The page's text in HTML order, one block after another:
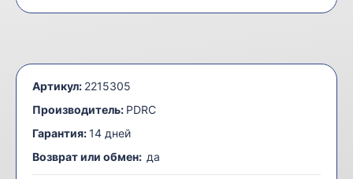
Артикул: 2215305
Производитель: PDRC
Гарантия: 14 дней
Возврат или обмен: да